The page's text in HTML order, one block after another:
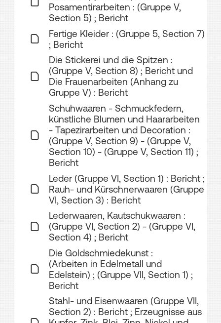
Posamentirarbeiten : (Gruppe V,
Section 5) ; Bericht
Fertige Kleider : (Gruppe 5, Section 7)
; Bericht
Die Stickerei und die Spitzen :
(Gruppe V, Section 8) ; Bericht und
Die Frauenarbeiten (Anhang zu
Gruppe V) : Bericht
Schuhwaaren - Schmuckfedern,
künstliche Blumen und Haararbeiten
- Tapezirarbeiten und Decoration :
(Gruppe V, Section 9) - (Gruppe V,
Section 10) - (Gruppe V, Section 11) ;
Bericht
Leder (Gruppe VI, Section 1) : Bericht ;
Rauh- und Kürschnerwaaren (Gruppe
VI, Section 3) : Bericht
Lederwaaren, Kautschukwaaren :
(Gruppe VI, Section 2) - (Gruppe VI,
Section 4) ; Bericht
Die Goldschmiedekunst :
(Arbeiten in Edelmetall und
Edelstein) ; (Gruppe VII, Section 1) ;
Bericht
Stahl- und Eisenwaaren (Gruppe VII,
Section 2) : Bericht ; Erzeugnisse aus